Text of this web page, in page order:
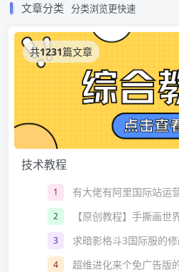
文章分类 分类浏览更快速
共1231篇文章
技术教程
1
2
【原创教程】手撕画世
3
求暗影格斗3国际服的
4
超维进化来个免广告版